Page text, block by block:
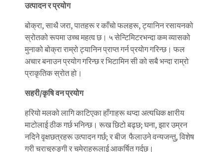
उत्पादन र प्रयोग
बोक्रा, साथै जरा, पातहरू र काँचो फलहरू, ट्यानिन रसायनको
स्रोतको रूपमा उच्च महत्व छ। ५ सेन्टिमिटरभन्दा कम व्यासको
मुनाको बोक्रा राम्रो ट्यानिन प्राप्त गर्न प्रयोग गरिन्छ। फल
अचार बनाउन प्रयोग गरिन्छ र भिटामिन सी को सबै भन्दा राम्रो
प्राकृतिक स्रोत हो।
सहरी/कृषि वन प्रयोग
हरियो मलको लागि काटिएका हाँगाहरू थप्दा अत्यधिक क्षारीय
माटोलाई ठीक गर्छ भनिन्छ। रूख छिटो बढ्छ; घना, झार उम्रन
नदिने वृक्षछत्रहरू उत्पादन गर्छ; र बीज फैलाउने वन्यजन्तु, विशेष
गरी चराचुरुङ्गी र चमेराहरूलाई आकर्षित गर्दछ।